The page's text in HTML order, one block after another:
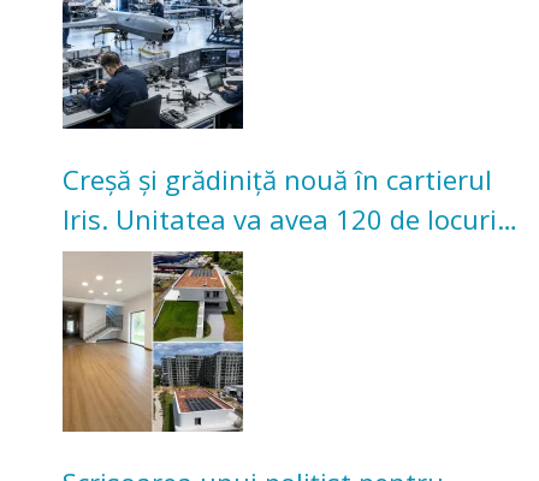
Creșă și grădiniță nouă în cartierul
Iris. Unitatea va avea 120 de locuri
pentru copii